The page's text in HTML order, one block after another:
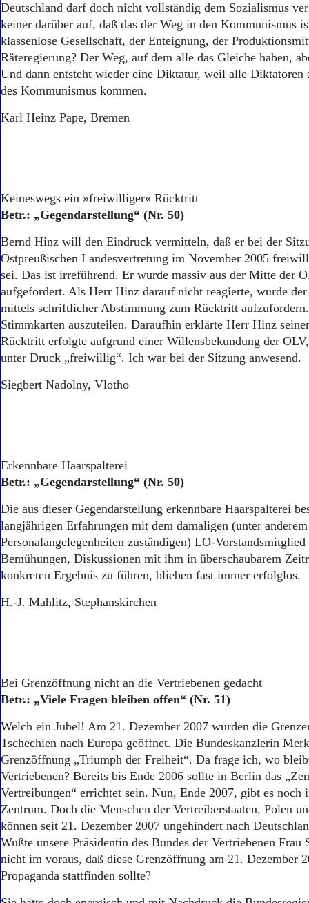
Deutschland darf doch nicht vollständig dem Sozialismus
keiner darüber auf, daß das der Weg in den Kommunismus
klassenlose Gesellschaft, der Enteignung, der
Räteregierung? Der Weg, auf dem alle das Gleiche haben,
Und dann entsteht wieder eine Diktatur, weil alle Diktatoren
des Kommunismus kommen.
Karl Heinz Pape, Bremen
Keineswegs ein »freiwilliger« Rücktritt
Betr.: „Gegendarstellung“ (Nr. 50)
Bernd Hinz will den Eindruck vermitteln, daß er bei der
Ostpreußischen Landesvertretung im November 2005
sei. Das ist irreführend. Er wurde massiv aus der Mitte der
aufgefordert. Als Herr Hinz darauf nicht reagierte, wurde
mittels schriftlicher Abstimmung zum Rücktritt
Stimmkarten auszuteilen. Daraufhin erklärte Herr Hinz
Rücktritt erfolgte aufgrund einer Willensbekundung der
unter Druck „freiwillig“. Ich war bei der Sitzung anwesend.
Siegbert Nadolny, Vlotho
Erkennbare Haarspalterei
Betr.: „Gegendarstellung“ (Nr. 50)
Die aus dieser Gegendarstellung erkennbare Haarspalterei
langjährigen Erfahrungen mit dem damaligen (unter
Personalangelegenheiten zuständigen) LO-
Bemühungen, Diskussionen mit ihm in überschaubarem
konkreten Ergebnis zu führen, blieben fast immer erfolglos.
H.-J. Mahlitz, Stephanskirchen
Bei Grenzöffnung nicht an die Vertriebenen gedacht
Betr.: „Viele Fragen bleiben offen“ (Nr. 51)
Welch ein Jubel! Am 21. Dezember 2007 wurden die
Tschechien nach Europa geöffnet. Die Bundeskanzlerin
Grenzöffnung „Triumph der Freiheit“. Da frage ich, wo
Vertriebenen? Bereits bis Ende 2006 sollte in Berlin das
Vertreibungen“ errichtet sein. Nun, Ende 2007, gibt es noch
Zentrum. Doch die Menschen der Vertreiberstaaten, Polen
können seit 21. Dezember 2007 ungehindert nach
Wußte unsere Präsidentin des Bundes der Vertriebenen Frau
nicht im voraus, daß diese Grenzöffnung am 21. Dezember
Propaganda stattfinden sollte?